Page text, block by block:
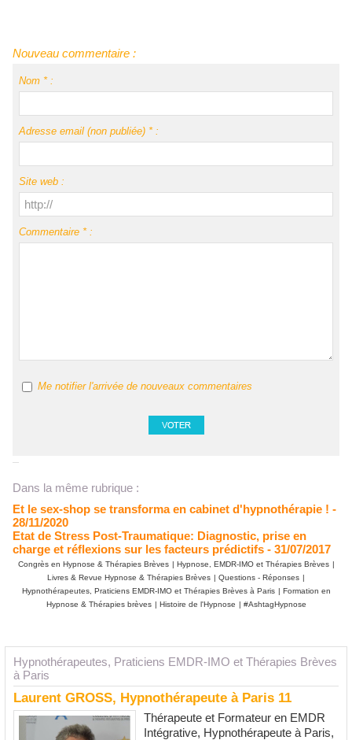
Hypnothérapeutes, Praticiens EMDR-IMO et Thérapies Brèves
à Paris
Laurent GROSS, Hypnothérapeute à Paris 11
Thérapeute et Formateur en EMDR
Intégrative, Hypnothérapeute à Paris,
Nouveau commentaire :
Nom * :
Adresse email (non publiée) * :
Site web :
Commentaire * :
Me notifier l'arrivée de nouveaux commentaires
Dans la même rubrique :
Et le sex-shop se transforma en cabinet d'hypnothérapie ! -
28/11/2020
Etat de Stress Post-Traumatique: Diagnostic, prise en
charge et réflexions sur les facteurs prédictifs - 31/07/2017
Congrès en Hypnose & Thérapies Brèves | Hypnose, EMDR-IMO et Thérapies Brèves |
Livres & Revue Hypnose & Thérapies Brèves | Questions - Réponses |
Hypnothérapeutes, Praticiens EMDR-IMO et Thérapies Brèves à Paris | Formation en
Hypnose & Thérapies brèves | Histoire de l'Hypnose | #AshtagHypnose